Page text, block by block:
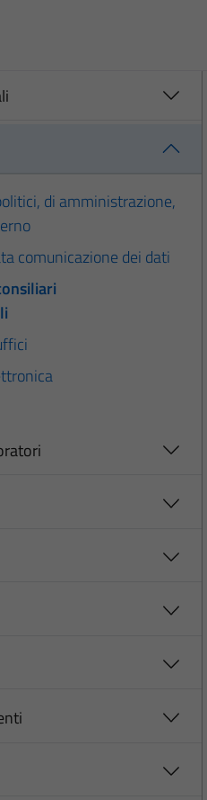
di amministrazione,
comunicazione dei dati